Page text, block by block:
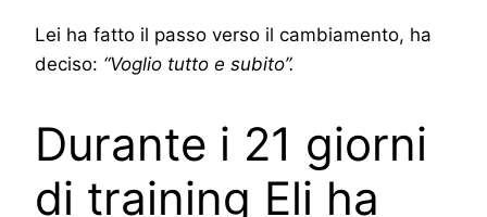
Lei ha fatto il passo verso il cambiamento, ha
deciso: “Voglio tutto e subito”.
Durante i 21 giorni
di training Eli ha